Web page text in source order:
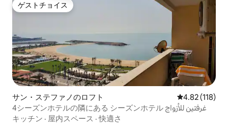
ゲストチョイス
ゲストチョイス
サン・ステファノのロフト レビュー118
4.82 (118)
4シーズンホテルの隣にある シーズンホテル غرفتين للأزواج
キッチン · 屋内スペース ·快適さ